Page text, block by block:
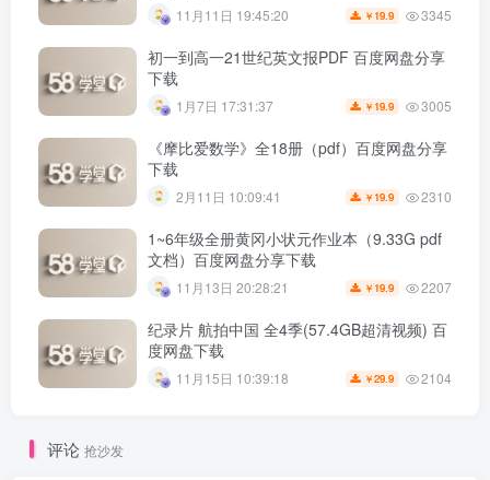
11月11日 19:45:20 ￥ 19.9 3345
初一到高一21世纪英文报PDF 百度网盘分享
下载
1月7日 17:31:37 ￥ 19.9 3005
《摩比爱数学》全18册（pdf）百度网盘分享
下载
2月11日 10:09:41 ￥ 19.9 2310
1~6年级全册黄冈小状元作业本（9.33G pdf
文档）百度网盘分享下载
11月13日 20:28:21 ￥ 19.9 2207
纪录片 航拍中国 全4季(57.4GB超清视频) 百
度网盘下载
11月15日 10:39:18 ￥29.9 2104
评论 抢沙发